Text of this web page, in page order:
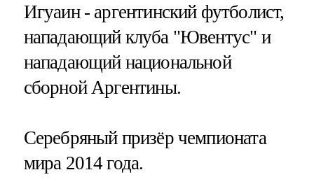
Игуаин - аргентинский футболист,
нападающий клуба "Ювентус" и
нападающий национальной
сборной Аргентины.
Серебряный призёр чемпионата
мира 2014 года.